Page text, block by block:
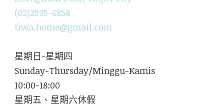
(02)2595-6858
tiwa.home@gmail.com
星期日-星期四
Sunday-Thursday/Minggu-Kamis
10:00-18:00
星期五、星期六休假